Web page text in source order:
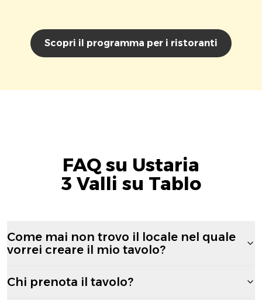
Scopri il programma per i ristoranti
FAQ su Ustaria
3 Valli su Tablo
Come mai non trovo il locale nel quale
vorrei creare il mio tavolo?
Chi prenota il tavolo?